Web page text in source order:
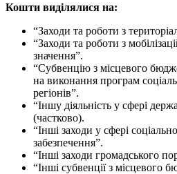
Кошти виділялися на:
“Заходи та роботи з
“Заходи та роботи з
значення”.
“Субвенцію з місцевого
на виконання програм
регіонів”.
“Іншу діяльність у сфері
(частково).
“Інші заходи у сфері
забезпечення”.
“Інші заходи громадського
“Інші субвенції з місцевого